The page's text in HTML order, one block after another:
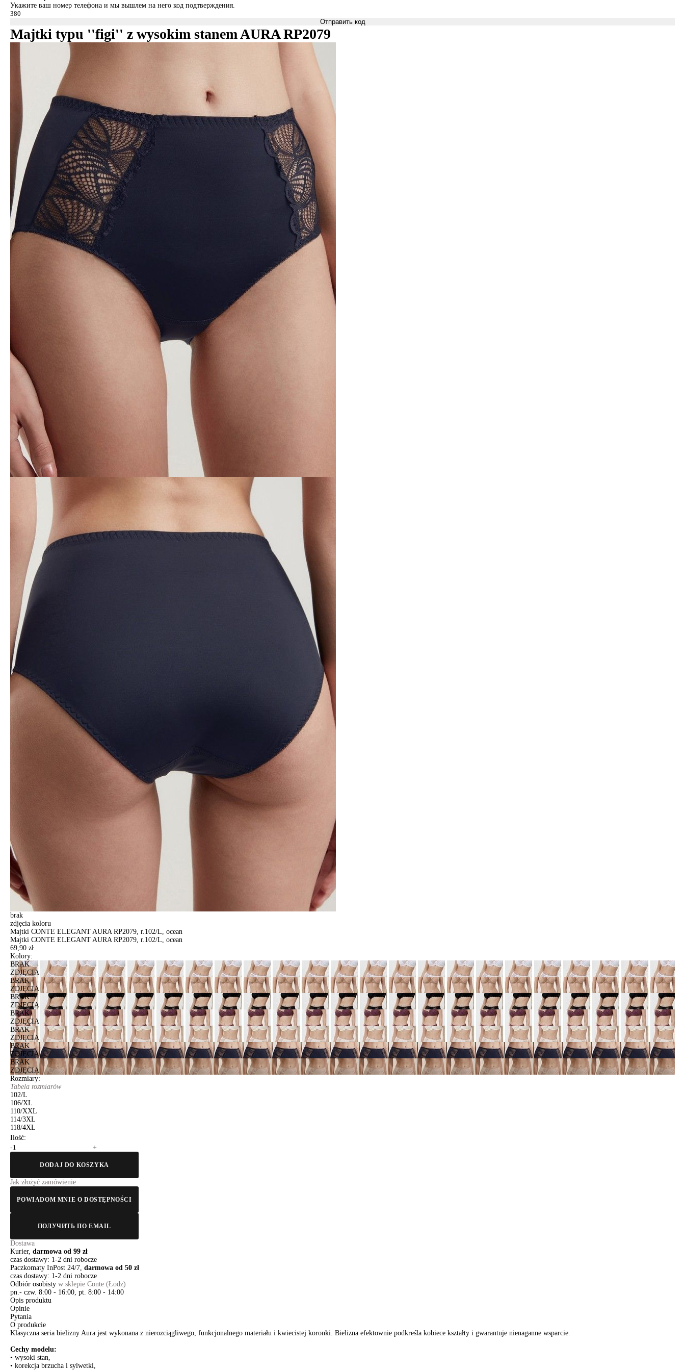
Укажите ваш номер телефона и мы вышлем на него код подтверждения.
Отправить код
Majtki typu ''figi'' z wysokim stanem AURA RP2079
brak
zdjęcia koloru
Majtki CONTE ELEGANT AURA RP2079, r.102/L, ocean
Majtki CONTE ELEGANT AURA RP2079, r.102/L, ocean
69,90 zł
Kolory:
BRAK
ZDJĘCIA
BRAK
ZDJĘCIA
BRAK
ZDJĘCIA
BRAK
ZDJĘCIA
BRAK
ZDJĘCIA
BRAK
ZDJĘCIA
BRAK
ZDJĘCIA
Rozmiary:
Tabela rozmiarów
102/L
106/XL
110/XXL
114/3XL
118/4XL
Ilość:
-
+
DODAJ DO KOSZYKA
Jak złożyć zamówienie
POWIADOM MNIE O DOSTĘPNOŚCI
ПОЛУЧИТЬ ПО EMAIL
Dostawa
Kurier, darmowa od 99 zł
czas dostawy: 1-2 dni robocze
Paczkomaty InPost 24/7, darmowa od 50 zł
czas dostawy: 1-2 dni robocze
Odbiór osobisty w sklepie Conte (Łodz)
pn.- czw. 8:00 - 16:00, pt. 8:00 - 14:00
Opis produktu
Opinie
Pytania
O produkcie
Klasyczna seria bielizny Aura jest wykonana z nierozciągliwego, funkcjonalnego materiału i kwiecistej koronki. Bielizna efektownie podkreśla kobiece kształty i gwarantuje nienaganne wsparcie.
Cechy modelu:
• wysoki stan,
• korekcja brzucha i sylwetki,